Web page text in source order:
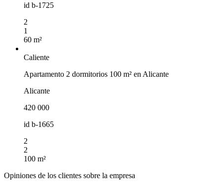
id b-1725
2
1
60 m²
Caliente
Apartamento 2 dormitorios 100 m² en Alicante
Alicante
420 000
id b-1665
2
2
100 m²
Opiniones de los clientes sobre la empresa